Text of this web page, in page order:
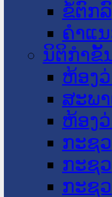
ຂໍ້ຕົກ
ຄໍາແ
ນິຕິກໍາຂັ້
ຫ້ອງ
ສະພ
ຫ້ອງ
ກະຊ
ກະຊ
ກະຊວ